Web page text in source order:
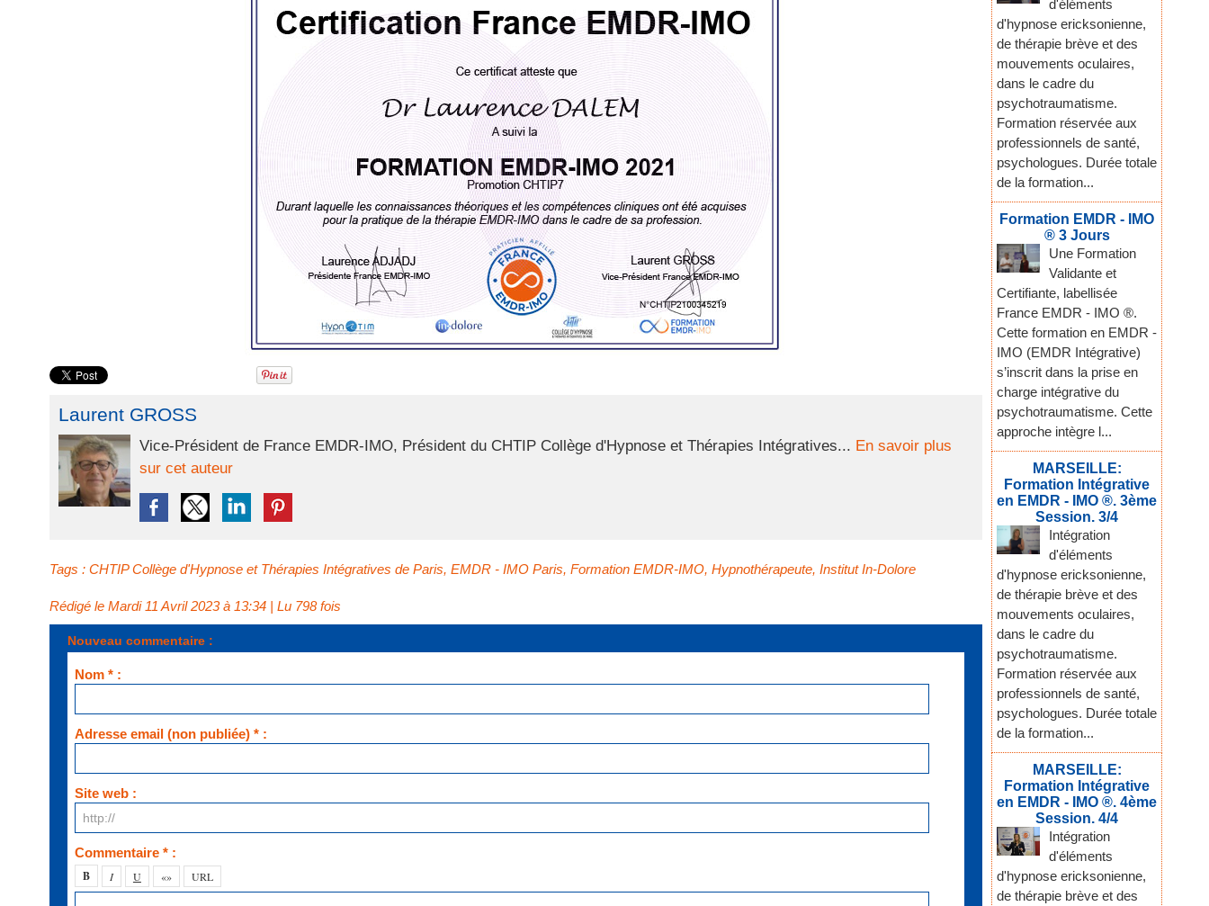
Laurent GROSS
Vice-Président de France EMDR-IMO, Président du CHTIP Collège d'Hypnose et Thérapies Intégratives... En savoir plus
sur cet auteur
Tags : CHTIP Collège d'Hypnose et Thérapies Intégratives de Paris, EMDR - IMO Paris, Formation EMDR-IMO, Hypnothérapeute, Institut In-Dolore
Rédigé le Mardi 11 Avril 2023 à 13:34 | Lu 798 fois
Nouveau commentaire :
Nom * :
Adresse email (non publiée) * :
Site web :
Commentaire * :
d'éléments
d'hypnose ericksonienne,
de thérapie brève et des
mouvements oculaires,
dans le cadre du
psychotraumatisme.
Formation réservée aux
professionnels de santé,
psychologues. Durée totale
de la formation...
Formation EMDR - IMO
® 3 Jours
Une Formation
Validante et
Certifiante, labellisée
France EMDR - IMO ®.
Cette formation en EMDR -
IMO (EMDR Intégrative)
s’inscrit dans la prise en
charge intégrative du
psychotraumatisme. Cette
approche intègre l...
MARSEILLE:
Formation Intégrative
en EMDR - IMO ®. 3ème
Session. 3/4
Intégration
d'éléments
d'hypnose ericksonienne,
de thérapie brève et des
mouvements oculaires,
dans le cadre du
psychotraumatisme.
Formation réservée aux
professionnels de santé,
psychologues. Durée totale
de la formation...
MARSEILLE:
Formation Intégrative
en EMDR - IMO ®. 4ème
Session. 4/4
Intégration
d'éléments
d'hypnose ericksonienne,
de thérapie brève et des